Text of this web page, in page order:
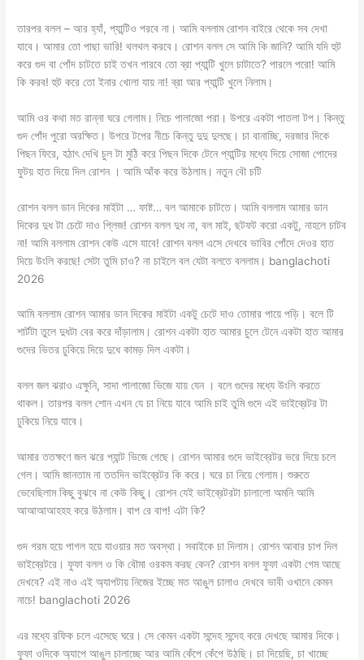
তারপর বলল – আর হ্যাঁ, প্যান্টিও পরবে না। আমি বললাম রোশন বাইরে থেকে সব দেখা
যাবে। আমার তো পাছা ভারি! থলথল করবে। রোশন বলল সে আমি কি জানি? আমি যদি হুট
করে গুদ বা পোঁদ চাটতে চাই তখন পারবে তো ব্রা প্যান্টি খুলে চাটাতে? পারলে পরো! আমি
কি করব! হুট করে তো ইনার খোলা যায় না! ব্রা আর প্যান্টি খুলে নিলাম।
আমি ওর কথা মত রান্না ঘরে গেলাম। নিচে পালাজো পরা। উপরে একটা পাতলা টপ। কিন্তু
গুদ পোঁদ পুরো অরক্ষিত। উপরে টপের নীচে কিন্তু দুদু দুলছে। চা বানাচ্ছি, দরজার দিকে
পিছন ফিরে, হঠাৎ দেখি চুল টা মুঠি করে পিছন দিকে টেনে প্যান্টির মধ্যে দিয়ে সোজা পোদের
ফুটয় হাত দিয়ে দিল রোশন । আমি আঁক করে উঠলাম। নতুন বৌ চটি
রোশন বলল ডান দিকের মাইটা … ফাষ্ট… বল আমাকে চাটতে। আমি বললাম আমার ডান
দিকের দুধ টা চেটে দাও প্লিজ! রোশন বলল দুধ না, বল মাই, ছটফট করো একটু, নাহলে চাটব
না! আমি বললাম রোশন কেউ এসে যাবে! রোশন বলল এসে দেখবে ভাবির পোঁদে দেওর হাত
দিয়ে উংলি করছে! সেটা তুমি চাও? না চাইলে বল যেটা বলতে বললাম। banglachoti
2026
আমি বললাম রোশন আমার ডান দিকের মাইটা একটু চেটে দাও তোমার পায়ে পড়ি। বলে টি
শার্টটা তুলে দুধটা বের করে দাঁড়ালাম। রোশন একটা হাত আমার চুলে টেনে একটা হাত আমার
গুদের ভিতর ঢুকিয়ে দিয়ে দুধে কামড় দিল একটা।
বলল জল ঝরাও এক্ষুনি, সাদা পালাজো ভিজে যায় যেন । বলে গুদের মধ্যে উংলি করতে
থাকল। তারপর বলল শোন এখন যে চা নিয়ে যাবে আমি চাই তুমি গুদে এই ভাইব্রেটর টা
ঢুকিয়ে নিয়ে যাবে।
আমার ততক্ষণে জল ঝরে প্যান্ট ভিজে গেছে। রোশন আমার গুদে ভাইব্রেটর ভরে দিয়ে চলে
গেল। আমি জানতাম না ততদিন ভাইব্রেটর কি করে। ঘরে চা নিয়ে গেলাম। শুরুতে
ভেবেছিলাম কিছু বুঝবে না কেউ কিছু। রোশন যেই ভাইব্রেটরটা চালালো অমনি আমি
আআআআহহহ করে উঠলাম। বাপ রে বাপ! এটা কি?
গুদ গরম হয়ে পাগল হয়ে যাওয়ার মত অবস্থা। সবাইকে চা দিলাম। রোশন আবার চাপ দিল
ভাইব্রেটরে। ফুফা বলল ও কি বৌমা ওরকম করছ কেন? রোশন বলল ফুফা একটা গেম আছে
দেখবে? এই নাও এই অ্যাপটায় নিজের ইচ্ছে মত আঙুল চালাও দেখবে ভাবী ওখানে কেমন
নাচে! banglachoti 2026
এর মধ্যে রফিক চলে এসেছে ঘরে। সে কেমন একটা সন্দেহ সন্দেহ করে দেখছে আমার দিকে।
ফুফা ওদিকে অ্যাপে আঙুল চালাচ্ছে আর আমি কেঁপে কেঁপে উঠছি। চা দিয়েছি, চা খাচ্ছে